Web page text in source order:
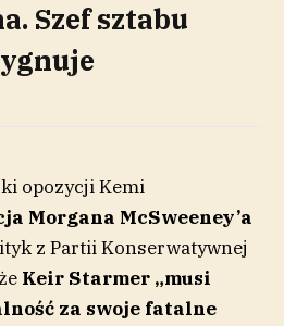
Szef sztabu
opozycji Kemi
Morgana McSweeney’a
z Partii Konserwatywnej
Keir Starmer „musi
za swoje fatalne